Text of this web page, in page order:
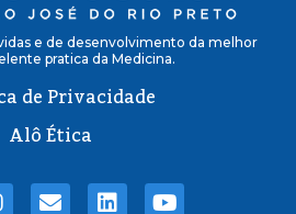
e de desenvolvimento da melhor
pratica da Medicina.
de Privacidade
Alô Ética